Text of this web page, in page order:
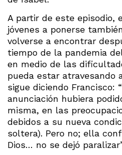
A partir de este episodio,
jóvenes a ponerse
volverse a encontrar
tiempo de la pandemia
en medio de las
pueda estar atravesando
sigue diciendo Francisco:
anunciación hubiera
misma, en las
debidos a su nueva
soltera). Pero no; ella
Dios… no se dejó